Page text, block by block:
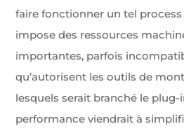
faire fonctionner un tel
impose des ressources
importantes, parfois
qu’autorisent les outils de
lesquels serait branché le plug-
performance viendrait à